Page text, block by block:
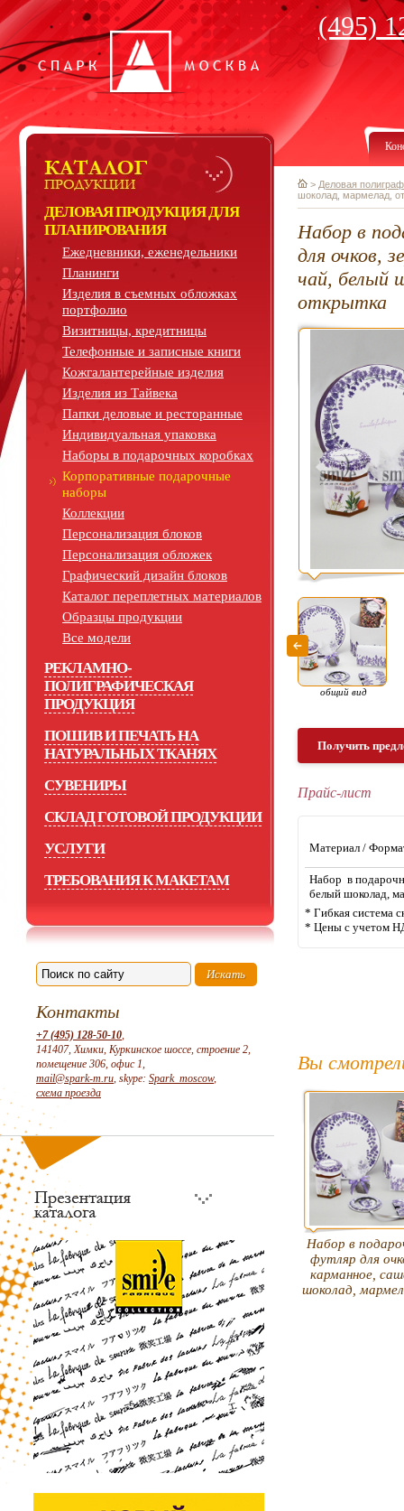
(495)
ДЕЛОВАЯ ПРОДУКЦИЯ ДЛЯ
ПЛАНИРОВАНИЯ
Ежедневники, еженедельники
Планинги
Изделия в съемных обложках
портфолио
Визитницы, кредитницы
Телефонные и записные книги
Кожгалантерейные изделия
Изделия из Тайвека
Папки деловые и ресторанные
Индивидуальная упаковка
Наборы в подарочных коробках
Корпоративные подарочные
наборы
Коллекции
Персонализация блоков
Персонализация обложек
Графический дизайн блоков
Каталог переплетных материалов
Образцы продукции
Все модели
РЕКЛАМНО-
ПОЛИГРАФИЧЕСКАЯ
ПРОДУКЦИЯ
ПОШИВ И ПЕЧАТЬ НА
НАТУРАЛЬНЫХ ТКАНЯХ
СУВЕНИРЫ
СКЛАД ГОТОВОЙ ПРОДУКЦИИ
УСЛУГИ
ТРЕБОВАНИЯ К МАКЕТАМ
Контакты
+7 (495) 128-50-10,
141407, Химки, Куркинское шоссе, строение 2,
помещение 306, офис 1,
mail@spark-m.ru, skype: Spark_moscow,
схема проезда
> Деловая
шоколад, мармелад,
Набор в
для очков,
чай, белый
открытка
общий вид
Получить
Прайс-лист
Материал /
Набор в
белый шоколад,
* Гибкая система
* Цены с учетом
Вы
Набор в
футляр для
карманное,
шоколад,